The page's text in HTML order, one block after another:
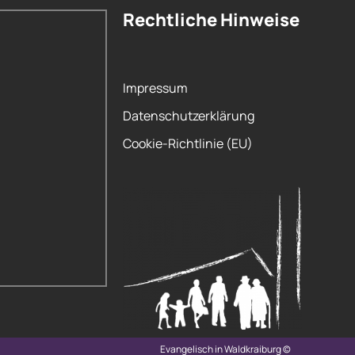
Rechtliche Hinweise
Impressum
Datenschutzerklärung
Cookie-Richtlinie (EU)
Evangelisch in Waldkraiburg ©